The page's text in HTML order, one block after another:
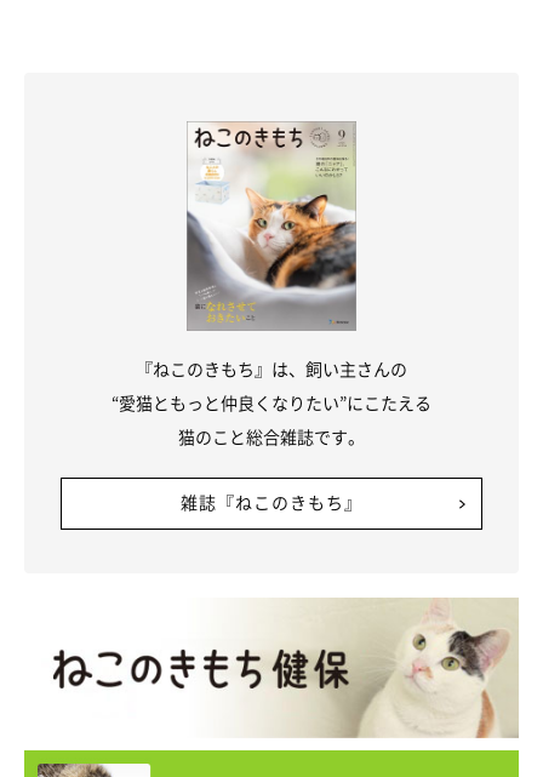
『ねこのきもち』は、飼い主さんの
“愛猫ともっと仲良くなりたい”にこたえる
猫のこと総合雑誌です。
雑誌『ねこのきもち』